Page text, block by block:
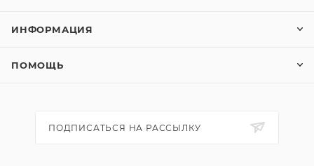
ИНФОРМАЦИЯ
ПОМОЩЬ
ПОДПИСАТЬСЯ НА РАССЫЛКУ